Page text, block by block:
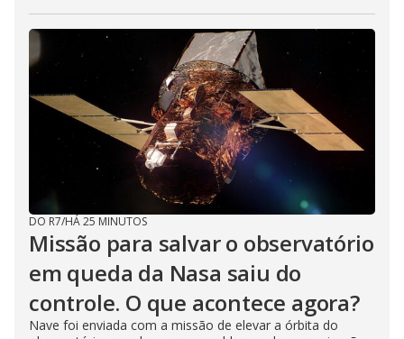
DO R7/HÁ 25 MINUTOS
Missão para salvar o observatório
em queda da Nasa saiu do
controle. O que acontece agora?
Nave foi enviada com a missão de elevar a órbita do